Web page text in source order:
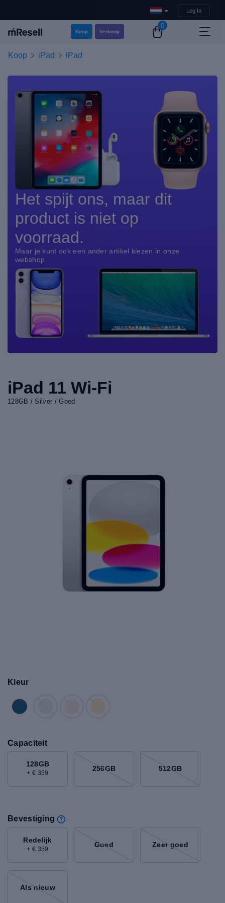
Log In
Koop Verkoop
0
Koop iPad iPad
Het spijt ons, maar dit
product is niet op
voorraad.
Maar je kunt ook een ander artikel kiezen in onze
webshop
iPad 11 Wi-Fi
128GB / Silver / Goed
Kleur
Capaciteit
128GB
+ € 359
256GB 512GB
Bevestiging
Redelijk
+ € 359
Goed Zeer goed
Als nieuw